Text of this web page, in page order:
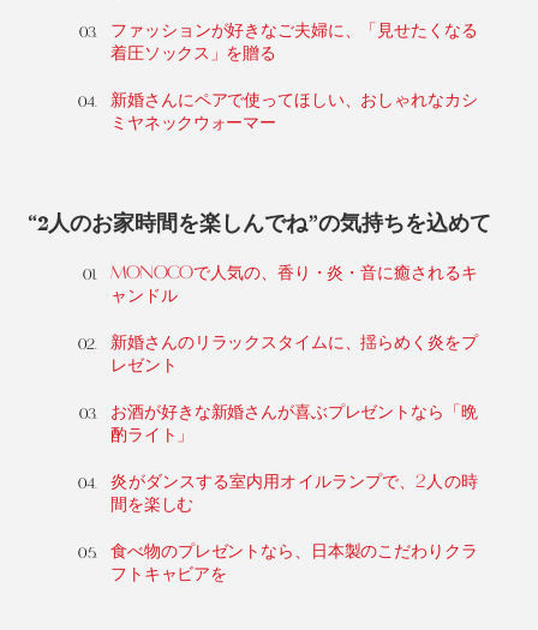
ファッションが好きなご夫婦に、「見せたくなる
着圧ソックス」を贈る
新婚さんにペアで使ってほしい、おしゃれなカシ
ミヤネックウォーマー
“2人のお家時間を楽しんでね”の気持ちを込めて
MONOCOで人気の、香り・炎・音に癒されるキ
ャンドル
新婚さんのリラックスタイムに、揺らめく炎をプ
レゼント
お酒が好きな新婚さんが喜ぶプレゼントなら「晩
酌ライト」
炎がダンスする室内用オイルランプで、2人の時
間を楽しむ
食べ物のプレゼントなら、日本製のこだわりクラ
フトキャビアを